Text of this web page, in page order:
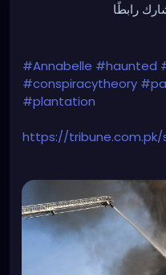
رابطًا
#Annabelle #haunted
#conspiracytheory
#plantation
https://